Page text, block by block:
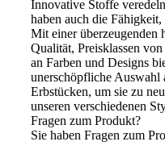
Innovative Stoffe
haben auch die
Mit einer überzeugenden
Qualität, Preisklassen
an Farben und Designs
unerschöpfliche Auswahl
Erbstücken, um sie zu
unseren verschiedenen
Fragen zum Produkt?
Sie haben Fragen zum